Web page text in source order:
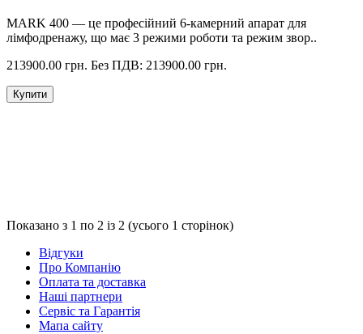
MARK 400 — це професійний 6-камерний апарат для
лімфодренажу, що має 3 режими роботи та режим звор..
213900.00 грн. Без ПДВ: 213900.00 грн.
Купити
Показано з 1 по 2 із 2 (усього 1 сторінок)
Відгуки
Про Компанію
Оплата та доставка
Наші партнери
Сервіс та Гарантія
Мапа сайту